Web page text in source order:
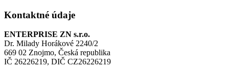
Kontaktné údaje
ENTERPRISE ZN s.r.o.
Dr. Milady Horákové 2240/2
669 02 Znojmo, Česká republika
IČ 26226219, DIČ CZ26226219